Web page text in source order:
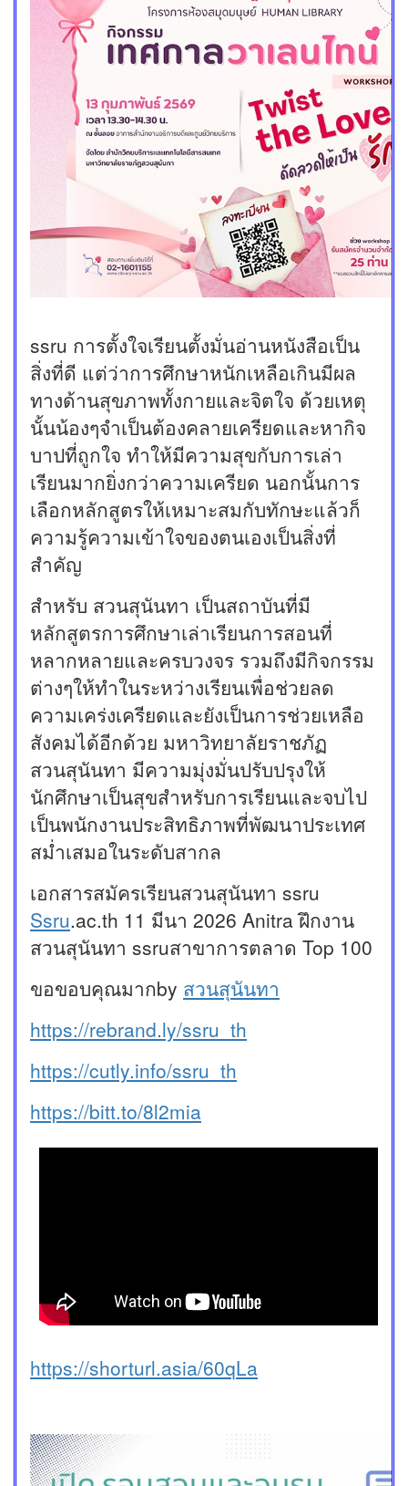
ssru การตั้งใจเรียนตั้งมั่นอ่านหนังสือเป็น
สิ่งที่ดี แต่ว่าการศึกษาหนักเหลือเกินมีผล
ทางด้านสุขภาพทั้งกายและจิตใจ ด้วยเหตุ
นั้นน้องๆจำเป็นต้องคลายเครียดและหากิจ
บาปที่ถูกใจ ทำให้มีความสุขกับการเล่า
เรียนมากยิ่งกว่าความเครียด นอกนั้นการ
เลือกหลักสูตรให้เหมาะสมกับทักษะแล้วก็
ความรู้ความเข้าใจของตนเองเป็นสิ่งที่
สำคัญ
สำหรับ สวนสุนันทา เป็นสถาบันที่มี
หลักสูตรการศึกษาเล่าเรียนการสอนที่
หลากหลายและครบวงจร รวมถึงมีกิจกรรม
ต่างๆให้ทำในระหว่างเรียนเพื่อช่วยลด
ความเคร่งเครียดและยังเป็นการช่วยเหลือ
สังคมได้อีกด้วย มหาวิทยาลัยราชภัฏ
สวนสุนันทา มีความมุ่งมั่นปรับปรุงให้
นักศึกษาเป็นสุขสำหรับการเรียนและจบไป
เป็นพนักงานประสิทธิภาพที่พัฒนาประเทศ
สม่ำเสมอในระดับสากล
เอกสารสมัครเรียนสวนสุนันทา ssru
Ssru.ac.th 11 มีนา 2026 Anitra ฝึกงาน
สวนสุนันทา ssruสาขาการตลาด Top 100
ขอขอบคุณมากby สวนสุนันทา
https://rebrand.ly/ssru_th
https://cutly.info/ssru_th
https://bitt.to/8l2mia
https://shorturl.asia/60qLa